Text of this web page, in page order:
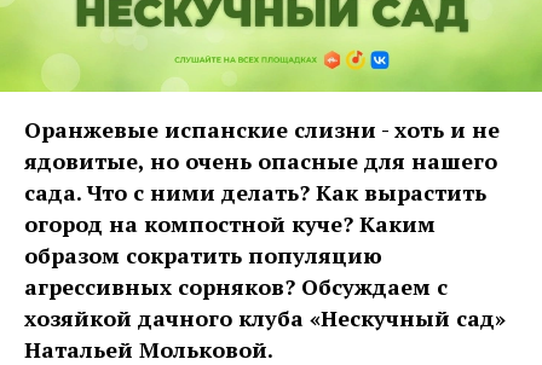
Оранжевые испанские слизни - хоть и не
ядовитые, но очень опасные для нашего
сада. Что с ними делать? Как вырастить
огород на компостной куче? Каким
образом сократить популяцию
агрессивных сорняков? Обсуждаем с
хозяйкой дачного клуба «Нескучный сад»
Натальей Мольковой.